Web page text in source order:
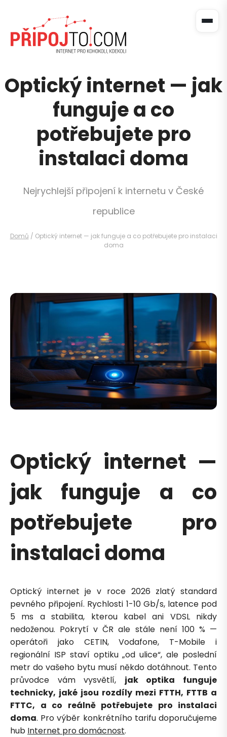
Optický internet — jak
funguje a co
potřebujete pro
instalaci doma
Nejrychlejší připojení k internetu v České
republice
Domů / Optický internet — jak funguje a co potřebujete pro instalaci
doma
Optický internet —
jak funguje a co
potřebujete pro
instalaci doma
Optický internet je v roce 2026 zlatý standard
pevného připojení. Rychlosti 1-10 Gb/s, latence pod
5 ms a stabilita, kterou kabel ani VDSL nikdy
nedoženou. Pokrytí v ČR ale stále není 100 % —
operátoři jako CETIN, Vodafone, T-Mobile i
regionální ISP staví optiku „od ulice“, ale poslední
metr do vašeho bytu musí někdo dotáhnout. Tento
průvodce vám vysvětlí, jak optika funguje
technicky, jaké jsou rozdíly mezi FTTH, FTTB a
FTTC, a co reálně potřebujete pro instalaci
doma. Pro výběr konkrétního tarifu doporučujeme
hub Internet pro domácnost.